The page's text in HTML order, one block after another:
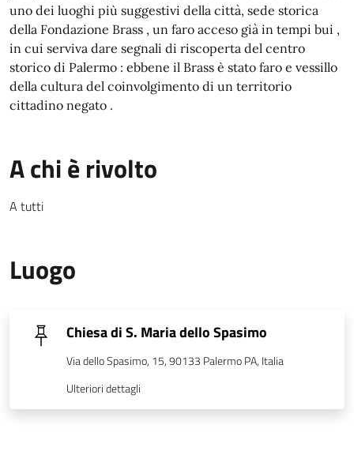
uno dei luoghi più suggestivi della città, sede storica
della Fondazione Brass , un faro acceso già in tempi bui ,
in cui serviva dare segnali di riscoperta del centro
storico di Palermo : ebbene il Brass è stato faro e vessillo
della cultura del coinvolgimento di un territorio
cittadino negato .
A chi è rivolto
A tutti
Luogo
Chiesa di S. Maria dello Spasimo
Via dello Spasimo, 15, 90133 Palermo PA, Italia
Ulteriori dettagli